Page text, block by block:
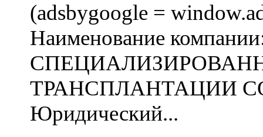
(adsbygoogle =
Наименование
ТРАНСПЛАНТАЦИИ
Юридический...